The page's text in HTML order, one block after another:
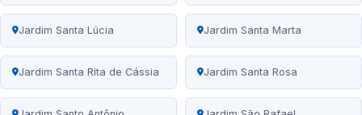
Jardim Santa Lúcia Jardim Santa Marta
Jardim Santa Rita de Cássia Jardim Santa Rosa